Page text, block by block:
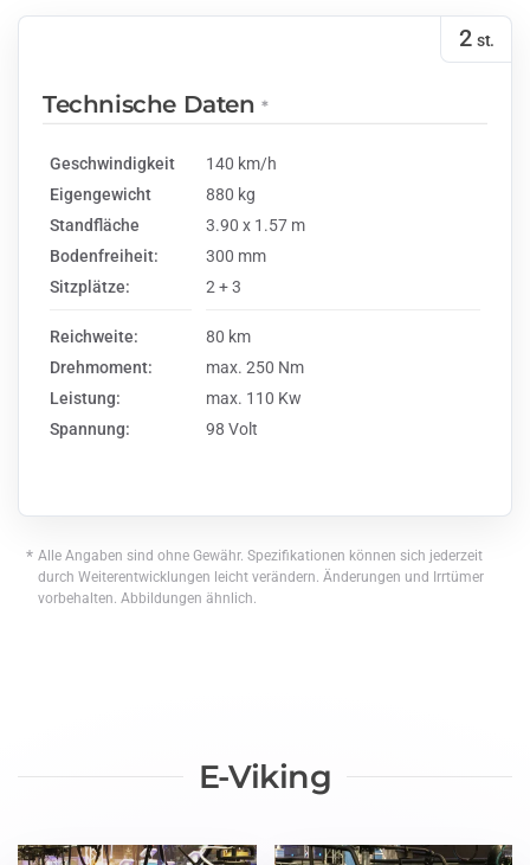
2st.
Technische Daten*
Geschwindigkeit
140 km/h
Eigengewicht
880 kg
Standfläche
3.90 x 1.57 m
Bodenfreiheit:
300 mm
Sitzplätze:
2 + 3
Reichweite:
80 km
Drehmoment:
max. 250 Nm
Leistung:
max. 110 Kw
Spannung:
98 Volt
* Alle Angaben sind ohne Gewähr. Spezifikationen können sich jederzeit
durch Weiterentwicklungen leicht verändern. Änderungen und Irrtümer
vorbehalten. Abbildungen ähnlich.
E-Viking